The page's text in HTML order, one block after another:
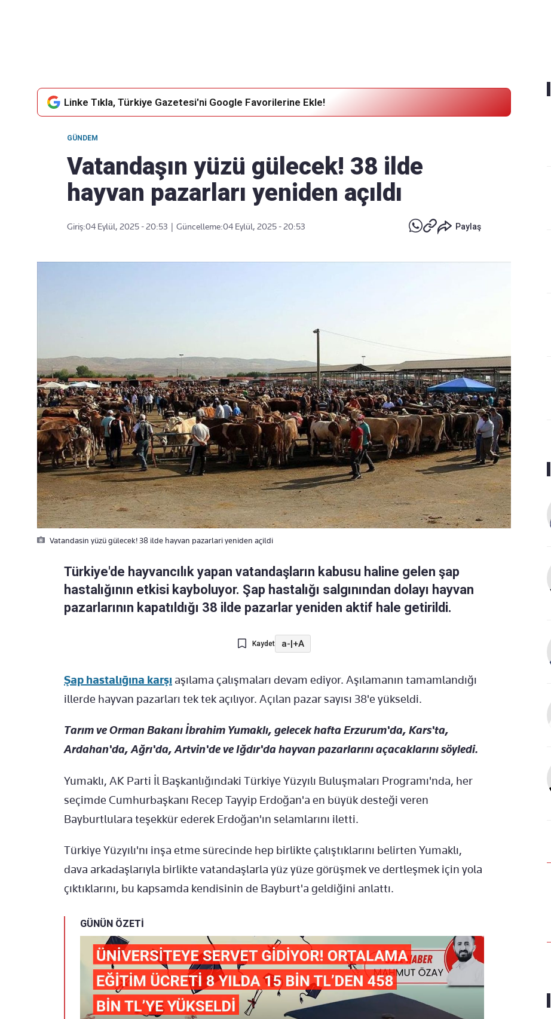
Linke Tıkla, Türkiye Gazetesi'ni Google Favorilerine Ekle!
GÜNDEM
Vatandaşın yüzü gülecek! 38 ilde
hayvan pazarları yeniden açıldı
Giriş:04 Eylül, 2025 - 20:53 Güncelleme:04 Eylül, 2025 - 20:53 Paylaş
Vatandasin yüzü gülecek! 38 ilde hayvan pazarlari yeniden açildi
Türkiye'de hayvancılık yapan vatandaşların kabusu haline gelen şap
hastalığının etkisi kayboluyor. Şap hastalığı salgınından dolayı hayvan
pazarlarının kapatıldığı 38 ilde pazarlar yeniden aktif hale getirildi.
Kaydet a-|+A
Şap hastalığına karşı aşılama çalışmaları devam ediyor. Aşılamanın tamamlandığı
illerde hayvan pazarları tek tek açılıyor. Açılan pazar sayısı 38'e yükseldi.
Tarım ve Orman Bakanı İbrahim Yumaklı, gelecek hafta Erzurum'da, Kars'ta,
Ardahan'da, Ağrı'da, Artvin'de ve Iğdır'da hayvan pazarlarını açacaklarını söyledi.
Yumaklı, AK Parti İl Başkanlığındaki Türkiye Yüzyılı Buluşmaları Programı'nda, her
seçimde Cumhurbaşkanı Recep Tayyip Erdoğan'a en büyük desteği veren
Bayburtlulara teşekkür ederek Erdoğan'ın selamlarını iletti.
Türkiye Yüzyılı'nı inşa etme sürecinde hep birlikte çalıştıklarını belirten Yumaklı,
dava arkadaşlarıyla birlikte vatandaşlarla yüz yüze görüşmek ve dertleşmek için yola
çıktıklarını, bu kapsamda kendisinin de Bayburt'a geldiğini anlattı.
GÜNÜN ÖZETİ